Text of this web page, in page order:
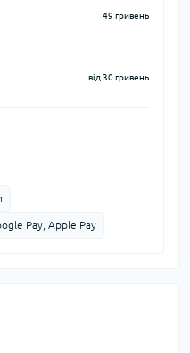
49 гривень
від 30 гривень
Pay, Apple Pay